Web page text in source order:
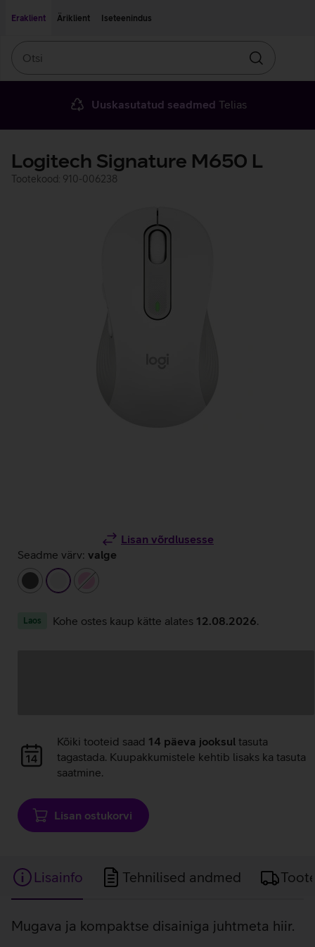
Eraklient
Äriklient Iseteenindus
Otsin
Uuskasutatud seadmed Telias
Logitech Signature M650 L
Tootekood: 910-006238
Lisan võrdlusesse
Seadme värv: valge
tumehallvalgeheleroosa
Laos Kohe ostes kaup kätte alates 12.08.2026
laadimine
Andmete
laadimine
Kõiki tooteid saad 14 päeva jooksul tasuta
tagastada. Kuupakkumistele kehtib lisaks ka tasuta
saatmine.
Lisan ostukorvi
Lisainfo Tehnilised andmed
Lisainfo
Mugava ja kompaktse disainiga juhtmeta hiir.